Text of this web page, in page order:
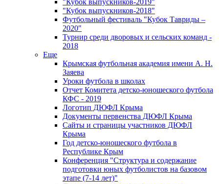
"Кубок выпускников-2019"
"Кубок выпускников-2018"
Футбольный фестиваль "Кубок Тавриды –
2020"
Турнир среди дворовых и сельских команд -
2018
Еще
Крымская футбольная академия имени А. Н.
Заяева
Уроки футбола в школах
Отчет Комитета детско-юношеского футбола
КФС - 2019
Логотип ДЮФЛ Крыма
Документы первенства ДЮФЛ Крыма
Сайты и страницы участников ДЮФЛ
Крыма
Год детско-юношеского футбола в
Республике Крым
Конференция "Структура и содержание
подготовки юных футболистов на базовом
этапе (7-14 лет)"